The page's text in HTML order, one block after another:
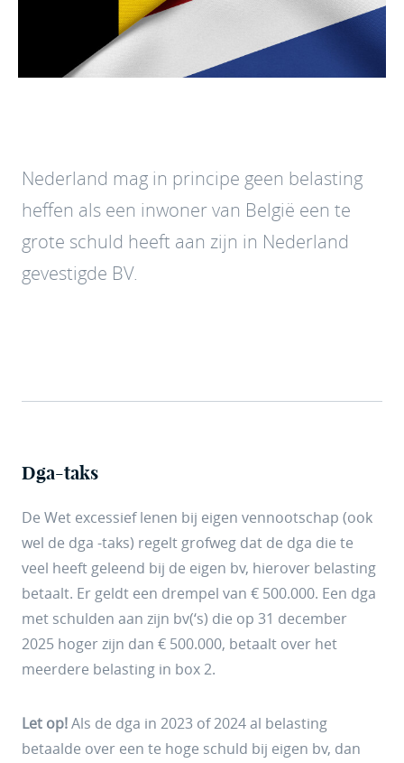
Nederland mag in principe geen belasting
heffen als een inwoner van België een te
grote schuld heeft aan zijn in Nederland
gevestigde BV.
Dga-taks
De Wet excessief lenen bij eigen vennootschap (ook
wel de dga -taks) regelt grofweg dat de dga die te
veel heeft geleend bij de eigen bv, hierover belasting
betaalt. Er geldt een drempel van € 500.000. Een dga
met schulden aan zijn bv(‘s) die op 31 december
2025 hoger zijn dan € 500.000, betaalt over het
meerdere belasting in box 2.
Let op!Als de dga in 2023 of 2024 al belasting
betaalde over een te hoge schuld bij eigen bv, dan